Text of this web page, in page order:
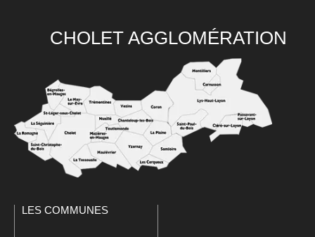
CHOLET AGGLOMÉRATION
LES COMMUNES